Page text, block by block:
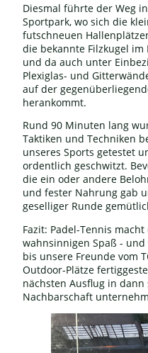
Diesmal führte der Weg
Sportpark, wo sich die
futschneuen
die bekannte Filzkugel
und da auch unter
Plexiglas- und
auf der
herankommt.
Rund 90 Minuten lang
Taktiken und Techniken
unseres Sports getestet
ordentlich geschwitzt.
die ein oder andere
und fester Nahrung gab
geselliger Runde
Fazit: Padel-Tennis
wahnsinnigen Spaß -
bis unsere Freunde vom
Outdoor-Plätze
nächsten Ausflug in
Nachbarschaft